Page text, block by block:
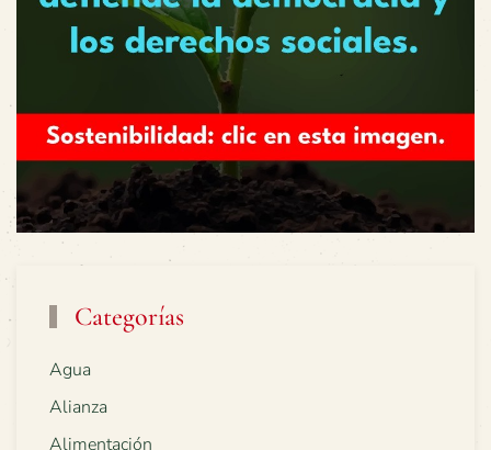
Categorías
Agua
Alianza
Alimentación